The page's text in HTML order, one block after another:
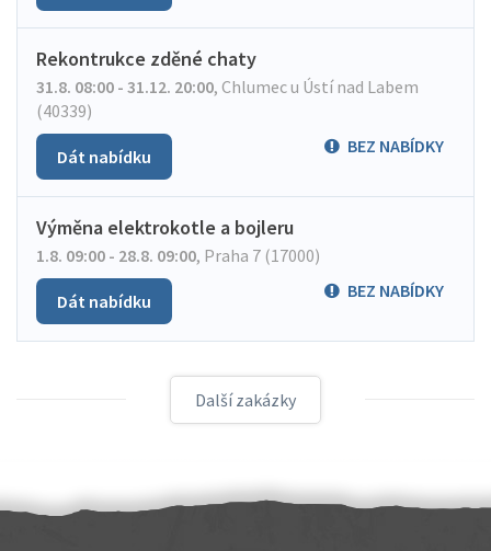
Rekontrukce zděné chaty
31.8. 08:00 - 31.12. 20:00, Chlumec u Ústí nad Labem
(40339)
BEZ NABÍDKY
Dát nabídku
Výměna elektrokotle a bojleru
1.8. 09:00 - 28.8. 09:00, Praha 7 (17000)
BEZ NABÍDKY
Dát nabídku
Další zakázky